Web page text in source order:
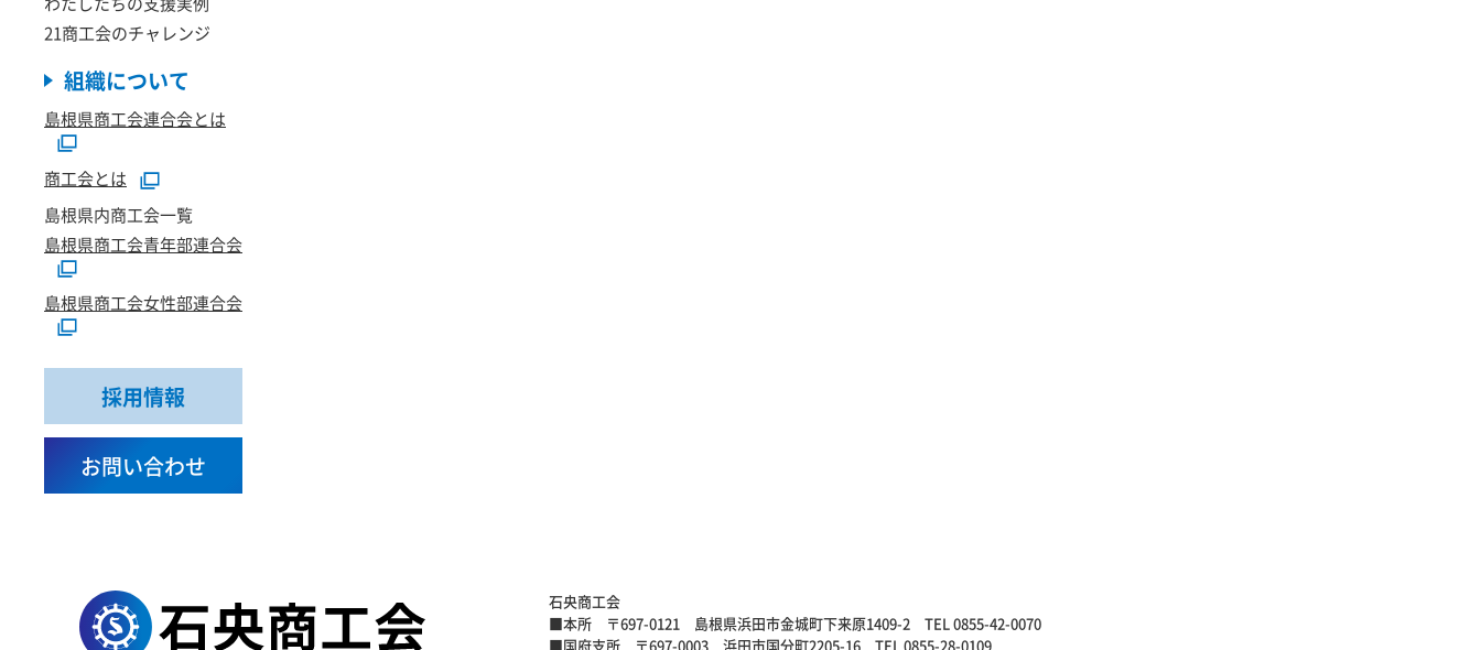
21商工会のチャレンジ
組織について
島根県商工会連合会とは
商工会とは
島根県内商工会一覧
島根県商工会青年部連合会
島根県商工会女性部連合会
採用情報
お問い合わせ
石央商工会
■本所 〒697-0121 島根県浜田市金城町下来原1409-2TEL 0855-42-0070
■国府支所 〒697-0003 浜田市国分町2205-16TEL 0855-28-0109